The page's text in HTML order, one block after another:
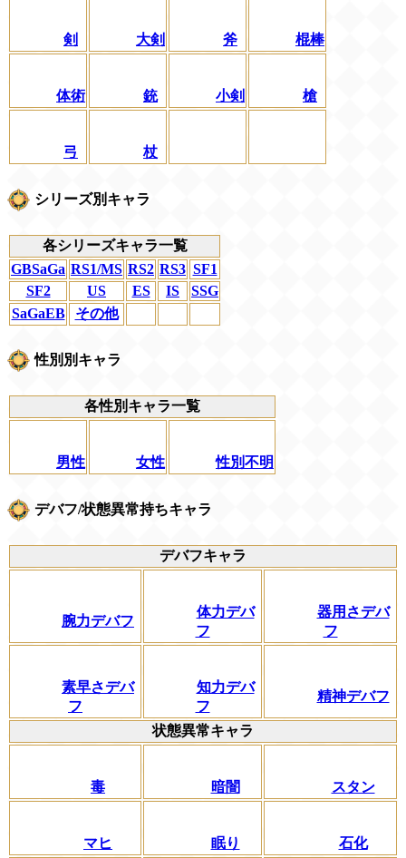
剣 大剣 斧 棍棒
体術 銃 小剣 槍
弓 杖
シリーズ別キャラ
各シリーズキャラ一覧
GBSaGa RS1/MS RS2 RS3 SF1
SF2
US ES IS
SSG
SaGaEB
その他
性別別キャラ
各性別キャラ一覧
男性 女性 性別不明
デバフ/状態異常持ちキャラ
デバフキャラ
腕力デバフ
体力デバ
フ
器用さデバ
フ
素早さデバ
フ
知力デバ
フ
精神デバフ
状態異常キャラ
毒 暗闇 スタン
マヒ 眠り 石化